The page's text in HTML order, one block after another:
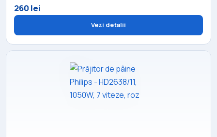
260 lei
Vezi detalii